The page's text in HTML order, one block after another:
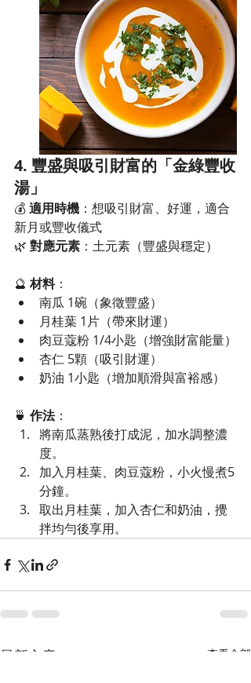
4. 豐盛與吸引財富的「金綠豐收
湯」
💰 適用時機 ：想吸引財富、好運，適合
新月或豐收儀式
🌿 對應元素 ：土元素（豐盛與穩定）
🔮 材料：
南瓜 1碗（象徵豐盛）
月桂葉 1片（帶來財運）
肉豆蔻粉 1/4小匙（增強財富能量）
杏仁 5顆（吸引財運）
奶油 1小匙（增加順滑與富裕感）
🍵 作法：
將南瓜蒸熟後打成泥，加水調整濃
度。
加入月桂葉、肉豆蔻粉，小火慢煮5
分鐘。
取出月桂葉，加入杏仁和奶油，攪
拌均勻後享用。
最新文章 查看全部